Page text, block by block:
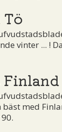
vinter ... !
med